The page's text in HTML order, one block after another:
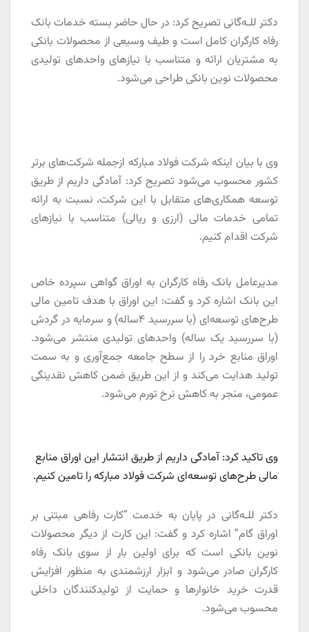
دکتر للـه‌گانی تصریح کرد: در حال حاضر بسته خدمات بانک
رفاه کارگران کامل است و طیف وسیعی از محصولات بانکی
به مشتریان ارائه و متناسب با نیازهای واحدهای تولیدی
محصولات نوین بانکی طراحی می‌شود.
وی با بیان اینکه شرکت فولاد مبارکه ازجمله شرکت‌های برتر
کشور محسوب می‌شود تصریح کرد: آمادگی داریم از طریق
توسعه همکاری‌های متقابل با این شرکت، نسبت به ارائه
تمامی خدمات مالی (ارزی و ریالی) متناسب با نیازهای
شرکت اقدام کنیم.
مدیرعامل بانک رفاه کارگران به اوراق گواهی سپرده خاص
این بانک اشاره کرد و گفت: این اوراق با هدف تامین مالی
طرح‌های توسعه‌ای (با سررسید ۴ساله) و سرمایه در گردش
(با سررسید یک ساله) واحدهای تولیدی منتشر می‌شود.
اوراق منابع خرد را از سطح جامعه جمع‌آوری و به سمت
تولید هدایت می‌کند و از این طریق ضمن کاهش نقدینگی
عمومی، منجر به کاهش نرخ تورم می‌شود.
وی تاکید کرد: آمادگی داریم از طریق انتشار این اوراق منابع
مالی طرح‌های توسعه‌ای شرکت فولاد مبارکه را تامین کنیم.
دکتر للـه‌گانی در پایان به خدمت “کارت رفاهی مبتنی بر
اوراق گام” اشاره کرد و گفت: این کارت از دیگر محصولات
نوین بانکی است که برای اولین بار از سوی بانک رفاه
کارگران صادر می‌شود و ابزار ارزشمندی به منظور افزایش
قدرت خرید خانوارها و حمایت از تولیدکنندگان داخلی
محسوب می‌شود.